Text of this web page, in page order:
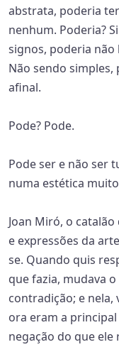
abstrata, poderia
nenhum. Poderia?
signos, poderia não
Não sendo
afinal.
Pode? Pode.
Pode ser e não ser
numa estética
Joan Miró, o
e expressões da
se. Quando quis
que fazia, mudava
contradição; e nela,
ora eram a
negação do que ele